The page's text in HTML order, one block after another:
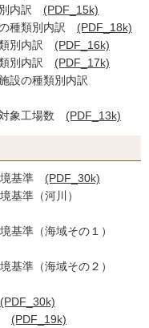
内訳 (PDF_15k)
種類別内訳 (PDF_18k)
別内訳 (PDF_16k)
別内訳 (PDF_17k)
設の種類別内訳
象工場数 (PDF_13k)
境基準 (PDF_30k)
基準（河川）
基準（海域その１）
基準（海域その２）
(PDF_30k)
(PDF_19k)